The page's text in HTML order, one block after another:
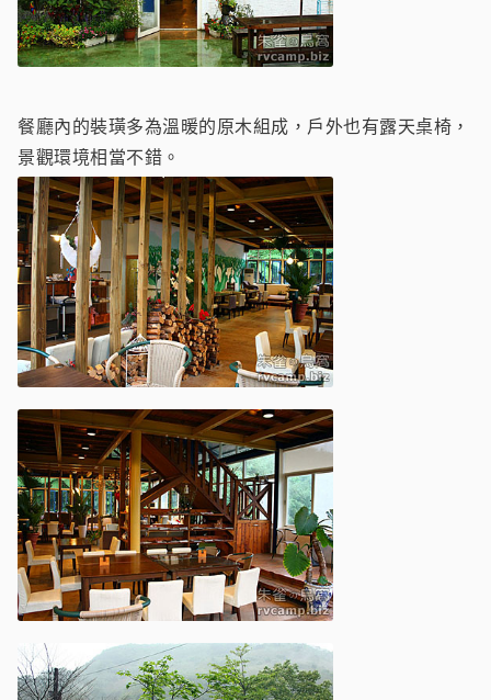
餐廳內的裝璜多為溫暖的原木組成，戶外也有露天桌椅，
景觀環境相當不錯。